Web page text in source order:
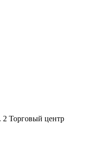
2 Торговый центр